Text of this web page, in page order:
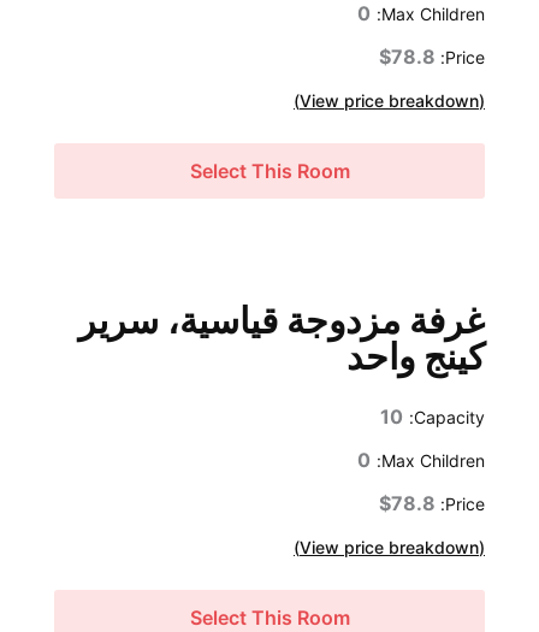
Max Children:
0
Price:
$78.8
(View price breakdown)
Select This Room
غرفة مزدوجة قياسية، سرير
كينج واحد
Capacity:
10
Max Children:
0
Price:
$78.8
(View price breakdown)
Select This Room